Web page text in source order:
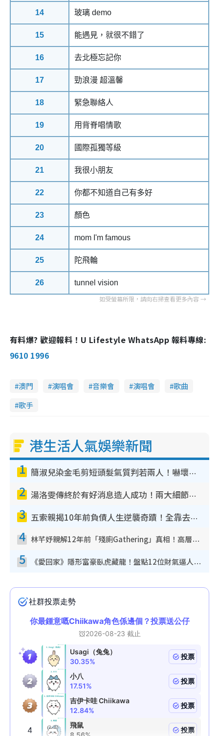
14 玻璃 demo
15 能遇見，就很不錯了
16 去北極忘記你
17 勁浪漫 超溫馨
18 緊急聯絡人
19 用背脊唱情歌
20 國際孤獨等級
21 我很小朋友
22 你都不知道自己有多好
23 顏色
24 mom I'm famous
25 陀飛輪
26 tunnel vision
有料爆? 歡迎報料！U Lifestyle WhatsApp 報料專線:
9610 1996
澳門 演唱會 音樂會 演唱會
歌曲
歌手
港生活人氣娛樂新聞
1 簡淑兒染金毛剪短頭髮氣質判若兩人！嚇壞老公麥大力都認唔出：「你做咩事？」
2 湯洛雯傳終於有好消息造人成功！兩大細節曝孕味極濃惹猜測：大肚婆先會咁！
3 五索親揭10年前負債人生逆襲奇蹟！全靠去一地方轉運後即遇上馬先生
4 林芊妤親解12年前「殘廁Gathering」真相！高層解約一句話重創尊嚴至今拒返TVB
5 《愛回家》隱形富豪臥虎藏龍！盤點12位財氣逼人的有錢藝人：呢位靚女3億身家唔憂做